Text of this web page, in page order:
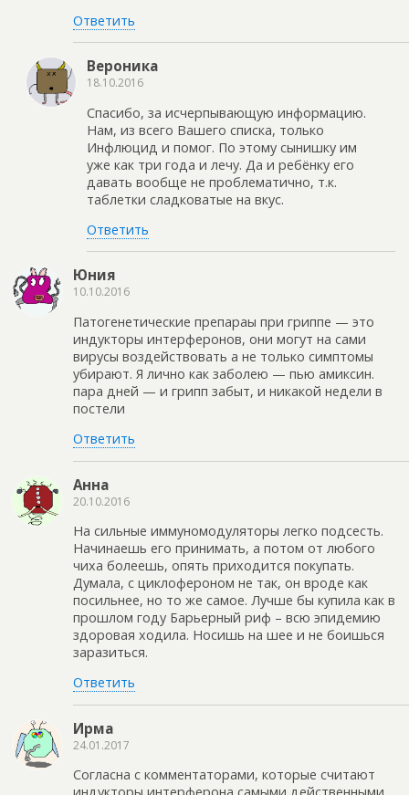
Ответить
Вероника
18.10.2016
Спасибо, за исчерпывающую информацию.
Нам, из всего Вашего списка, только
Инфлюцид и помог. По этому сынишку им
уже как три года и лечу. Да и ребёнку его
давать вообще не проблематично, т.к.
таблетки сладковатые на вкус.
Ответить
Юния
10.10.2016
Патогенетические препараы при гриппе — это
индукторы интерферонов, они могут на сами
вирусы воздействовать а не только симптомы
убирают. Я лично как заболею — пью амиксин.
пара дней — и грипп забыт, и никакой недели в
постели
Ответить
Анна
20.10.2016
На сильные иммуномодуляторы легко подсесть.
Начинаешь его принимать, а потом от любого
чиха болеешь, опять приходится покупать.
Думала, с циклофероном не так, он вроде как
посильнее, но то же самое. Лучше бы купила как в
прошлом году Барьерный риф – всю эпидемию
здоровая ходила. Носишь на шее и не боишься
заразиться.
Ответить
Ирма
24.01.2017
Согласна с комментаторами, которые считают